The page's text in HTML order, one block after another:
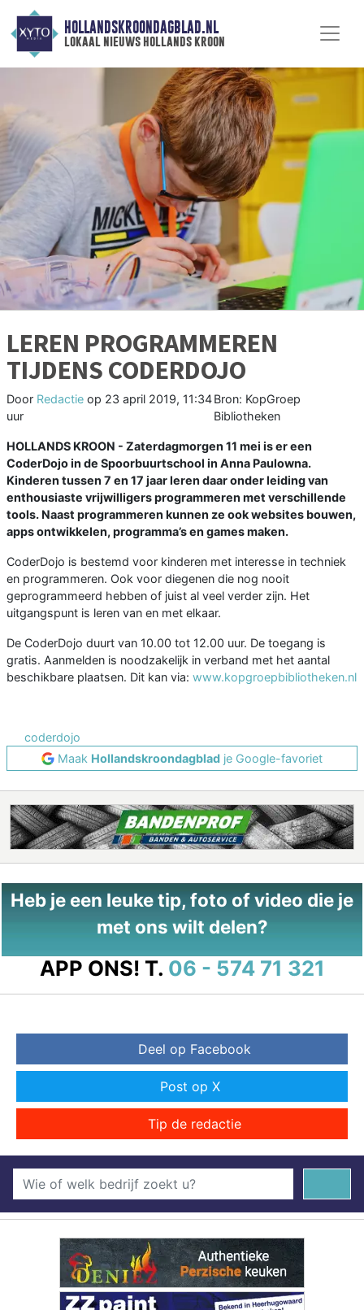
HOLLANDSKROONDAGBLAD.NL
lokaal nieuws hollands kroon
LEREN PROGRAMMEREN
TIJDENS CODERDOJO
Door Redactie op 23 april 2019, 11:34
uur
Bron: KopGroep
Bibliotheken
HOLLANDS KROON - Zaterdagmorgen 11 mei is er een
CoderDojo in de Spoorbuurtschool in Anna Paulowna.
Kinderen tussen 7 en 17 jaar leren daar onder leiding van
enthousiaste vrijwilligers programmeren met verschillende
tools. Naast programmeren kunnen ze ook websites bouwen,
apps ontwikkelen, programma’s en games maken.
CoderDojo is bestemd voor kinderen met interesse in techniek
en programmeren. Ook voor diegenen die nog nooit
geprogrammeerd hebben of juist al veel verder zijn. Het
uitgangspunt is leren van en met elkaar.
De CoderDojo duurt van 10.00 tot 12.00 uur. De toegang is
gratis. Aanmelden is noodzakelijk in verband met het aantal
beschikbare plaatsen. Dit kan via: www.kopgroepbibliotheken.nl
coderdojo
Maak Hollandskroondagblad je Google-favoriet
Heb je een leuke tip, foto of video die je
met ons wilt delen?
APP ONS! T. 06 - 574 71 321
Deel op Facebook
Post op X
Tip de redactie